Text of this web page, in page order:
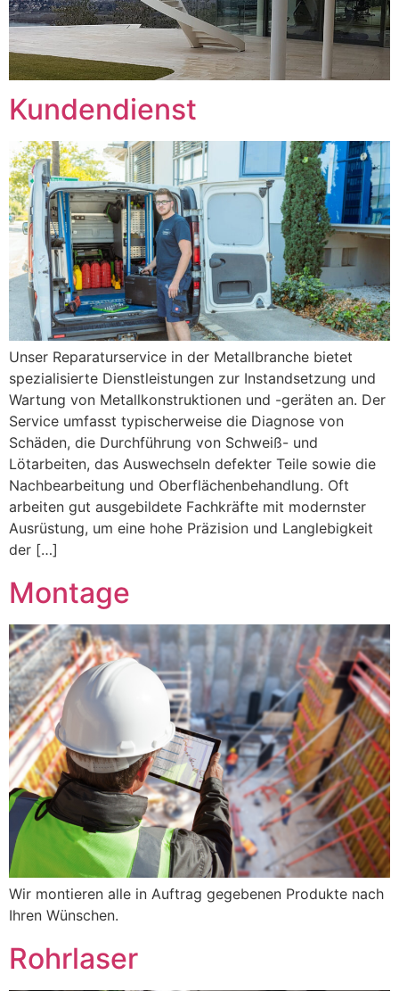
Kundendienst
Unser Reparaturservice in der Metallbranche bietet
spezialisierte Dienstleistungen zur Instandsetzung und
Wartung von Metallkonstruktionen und -geräten an. Der
Service umfasst typischerweise die Diagnose von
Schäden, die Durchführung von Schweiß- und
Lötarbeiten, das Auswechseln defekter Teile sowie die
Nachbearbeitung und Oberflächenbehandlung. Oft
arbeiten gut ausgebildete Fachkräfte mit modernster
Ausrüstung, um eine hohe Präzision und Langlebigkeit
der […]
Montage
Wir montieren alle in Auftrag gegebenen Produkte nach
Ihren Wünschen.
Rohrlaser